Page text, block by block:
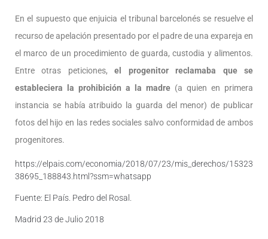
En el supuesto que enjuicia el tribunal barcelonés se resuelve el
recurso de apelación presentado por el padre de una expareja en
el marco de un procedimiento de guarda, custodia y alimentos.
Entre otras peticiones,el progenitor reclamaba que se
estableciera la prohibición a la madre (a quien en primera
instancia se había atribuido la guarda del menor) de publicar
fotos del hijo en las redes sociales salvo conformidad de ambos
progenitores.
https://elpais.com/economia/2018/07/23/mis_derechos/15323
38695_188843.html?ssm=whatsapp
Fuente: El País. Pedro del Rosal.
Madrid 23 de Julio 2018